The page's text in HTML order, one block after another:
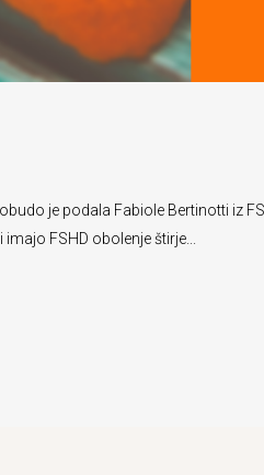
je podala Fabiole Bertinotti iz
FSHD obolenje štirje...